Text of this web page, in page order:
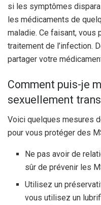
si les symptômes
les médicaments de
maladie. Ce faisant, vous
traitement de l’infection.
partager votre
Comment puis-je
sexuellement
Voici quelques mesures
pour vous protéger des
Ne pas avoir de
sûr de prévenir les
Utilisez un
vous utilisez un